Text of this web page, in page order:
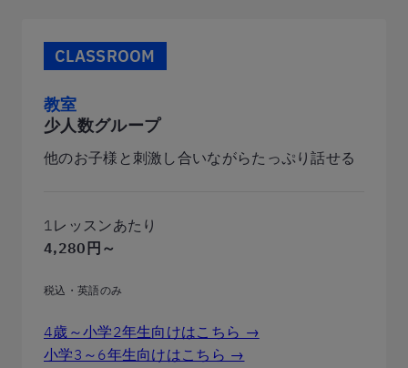
CLASSROOM
教室
少人数グループ
他のお子様と刺激し合いながらたっぷり話せる
1レッスンあたり
4,280円～
税込・英語のみ
4歳～小学2年生向けはこちら →
小学3～6年生向けはこちら →